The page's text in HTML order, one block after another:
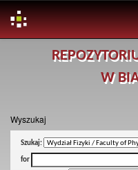
W
Wyszukaj
Szukaj:
for